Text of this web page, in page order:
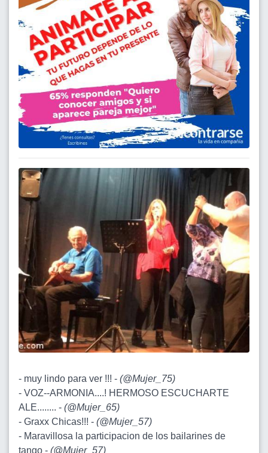
- muy lindo para ver !!! - (@Mujer_75)
- VOZ--ARMONIA....! HERMOSO ESCUCHARTE
ALE........ - (@Mujer_65)
- Graxx Chicas!!! - (@Mujer_57)
- Maravillosa la participacion de los bailarines de
tango - (@Mujer_57)